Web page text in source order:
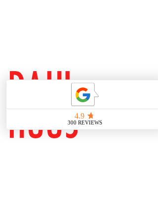
04109 Leipzig
Zentrum
nähe Bahnhof